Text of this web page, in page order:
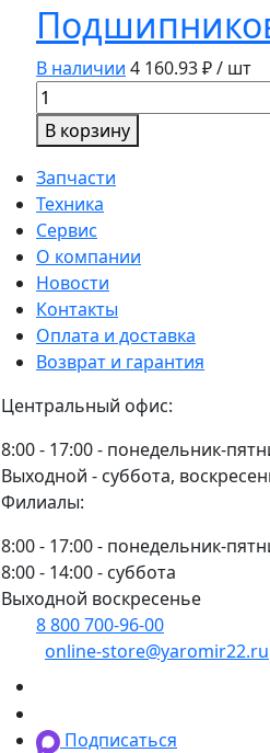
LES205-
2F
FKL
В наличии 4 160.93₽ / шт
Количество
товара
Подшипниковый
узел
LEN205-
2F
FKL
В корзину
Запчасти
Техника
Сервис
О компании
Новости
Контакты
Оплата и доставка
Возврат и гарантия
Центральный офис:
8:00 - 17:00 - понедельник-
Выходной - суббота,
Филиалы:
8:00 - 17:00 - понедельник-
8:00 - 14:00 - суббота
Выходной воскресенье
8 800 700-96-00
online-store@yaromir22.ru
Подписаться